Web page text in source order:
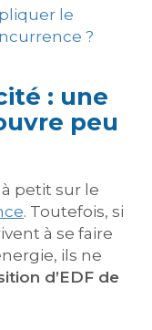
le
?
: une
peu
petit sur le
. Toutefois, si
à se faire
ils ne
d’EDF de